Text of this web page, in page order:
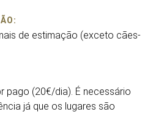
de estimação (exceto cães-
pago (20€/dia). É necessário
já que os lugares são